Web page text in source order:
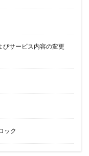
びサービス内容の変更
ック